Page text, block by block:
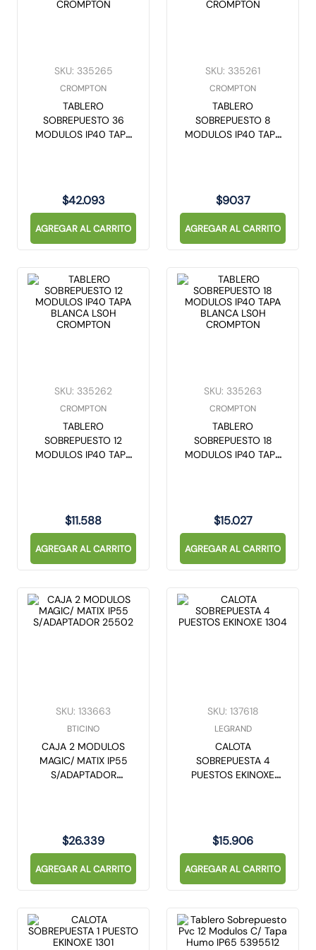
SKU: 335265
CROMPTON
TABLERO
SOBREPUESTO 36
MODULOS IP40 TAPA
$42.093
AGREGAR AL CARRITO
SKU: 335261
CROMPTON
TABLERO
SOBREPUESTO 8
MODULOS IP40 TAPA
$9037
AGREGAR AL CARRITO
SKU: 335262
CROMPTON
TABLERO
SOBREPUESTO 12
MODULOS IP40 TAPA
$11.588
AGREGAR AL CARRITO
SKU: 335263
CROMPTON
TABLERO
SOBREPUESTO 18
MODULOS IP40 TAPA
$15.027
AGREGAR AL CARRITO
SKU: 133663
BTICINO
CAJA 2 MODULOS
MAGIC/ MATIX IP55
S/ADAPTADOR
$26.339
AGREGAR AL CARRITO
SKU: 137618
LEGRAND
CALOTA
SOBREPUESTA 4
PUESTOS EKINOXE
$15.906
AGREGAR AL CARRITO
gu10